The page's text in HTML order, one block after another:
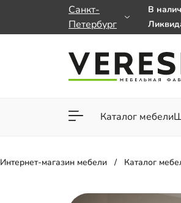
Санкт-
Петербург
В
заказе
Важно!
Каталог мебели
Интернет-магазин мебели Каталог